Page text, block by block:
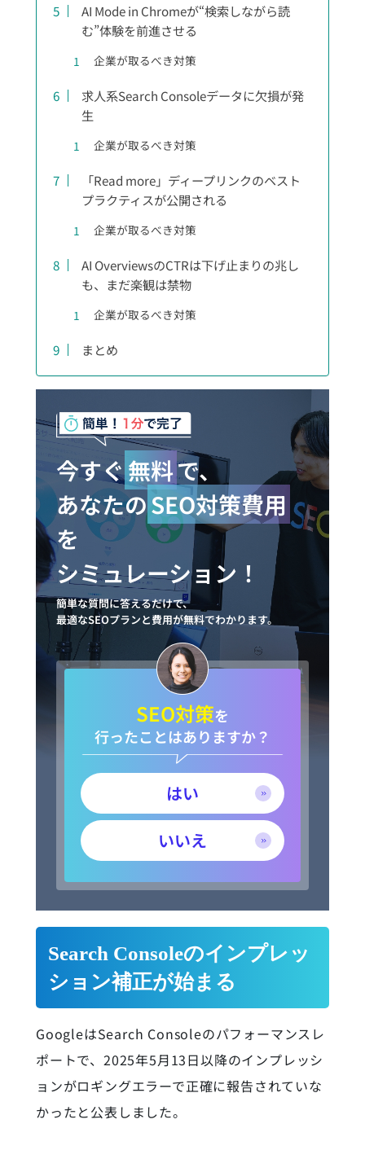
AI Mode in Chromeが“検索しながら読
む”体験を前進させる
企業が取るべき対策
求人系Search Consoleデータに欠損が発
生
企業が取るべき対策
「Read more」ディープリンクのベスト
プラクティスが公開される
企業が取るべき対策
AI OverviewsのCTRは下げ止まりの兆し
も、まだ楽観は禁物
企業が取るべき対策
まとめ
今すぐ無料で、
あなたのSEO対策費用
を
シミュレーション！
簡単な質問に答えるだけで、
最適なSEOプランと費用が無料でわかります。
SEO対策を
行ったことはありますか？
はい
いいえ
Search Consoleのインプレッ
ション補正が始まる
GoogleはSearch Consoleのパフォーマンスレ
ポートで、2025年5月13日以降のインプレッシ
ョンがロギングエラーで正確に報告されていな
かったと公表しました。